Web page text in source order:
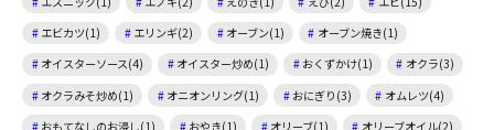
エビカツ(1)
エリンギ(2) オーブン(1)
オーブン焼き(1)
オイスターソース(4)
オイスター炒め(1) おくずかけ(1)
オクラ(3)
オクラみそ炒め(1)
オニオンリング(1) おにぎり(3)
オムレツ(4)
おもてなしのお浸し(1)
おやき(1) オリーブ(1)
オリーブオイル(2)